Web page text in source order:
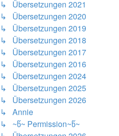
↳ Übersetzungen 2021
↳ Übersetzungen 2020
↳ Übersetzungen 2019
↳ Übersetzungen 2018
↳ Übersetzungen 2017
↳ Übersetzungen 2016
↳ Übersetzungen 2024
↳ Übersetzungen 2025
↳ Übersetzungen 2026
↳ Annie
↳ ~წ~ Permission~წ~